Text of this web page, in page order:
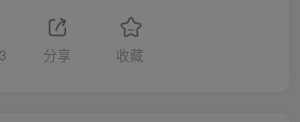
分享 收藏